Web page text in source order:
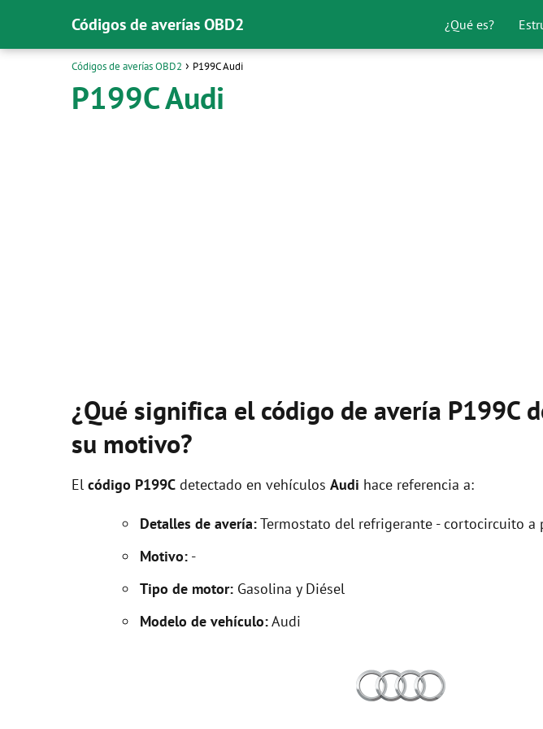
Códigos de averías OBD2 ¿Qué es?
Códigos de averías OBD2 P199C Audi
P199C Audi
¿Qué significa el código de avería P199C
su motivo?
El código P199C detectado en vehículos Audi hace referencia a:
Detalles de avería:Termostato del refrigerante - cortocircuito a
Motivo: -
Tipo de motor: Gasolina y Diésel
Modelo de vehículo:Audi